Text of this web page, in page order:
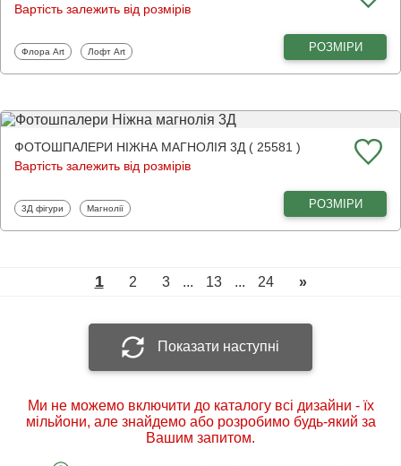
Вартість залежить від розмірів
Фотошпалери
Флора Art Фотошпалери
Лофт Art РОЗМІРИ
ФОТОШПАЛЕРИ НІЖНА МАГНОЛІЯ 3Д ( 25581 )
Вартість залежить від розмірів
Фотошпалери
3Д фігури Фотошпалери
Магнолії РОЗМІРИ
1 2 3 ... 13 ... 24 »
Показати наступні
Ми не можемо включити до каталогу всі дизайни - їх
мільйони, але знайдемо або розробимо будь-який за
Вашим запитом.